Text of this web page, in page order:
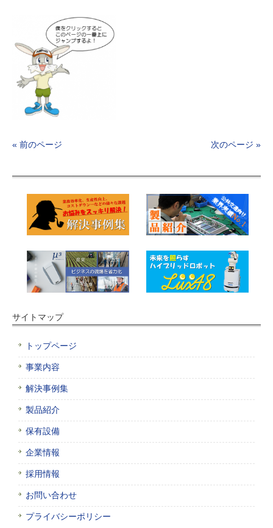
« 前のページ 次のページ »
サイトマップ
トップページ
事業内容
解決事例集
製品紹介
保有設備
企業情報
採用情報
お問い合わせ
プライバシーポリシー